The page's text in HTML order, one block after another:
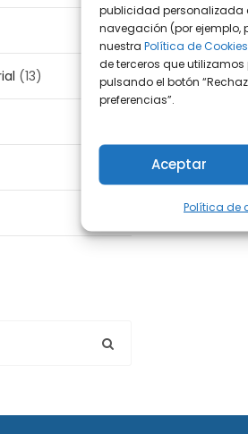
publicidad personalizada
navegación (por ejemplo,
nuestra Política de Cookies.
de terceros que
pulsando el botón
preferencias”.
Aceptar
Política de
(13)